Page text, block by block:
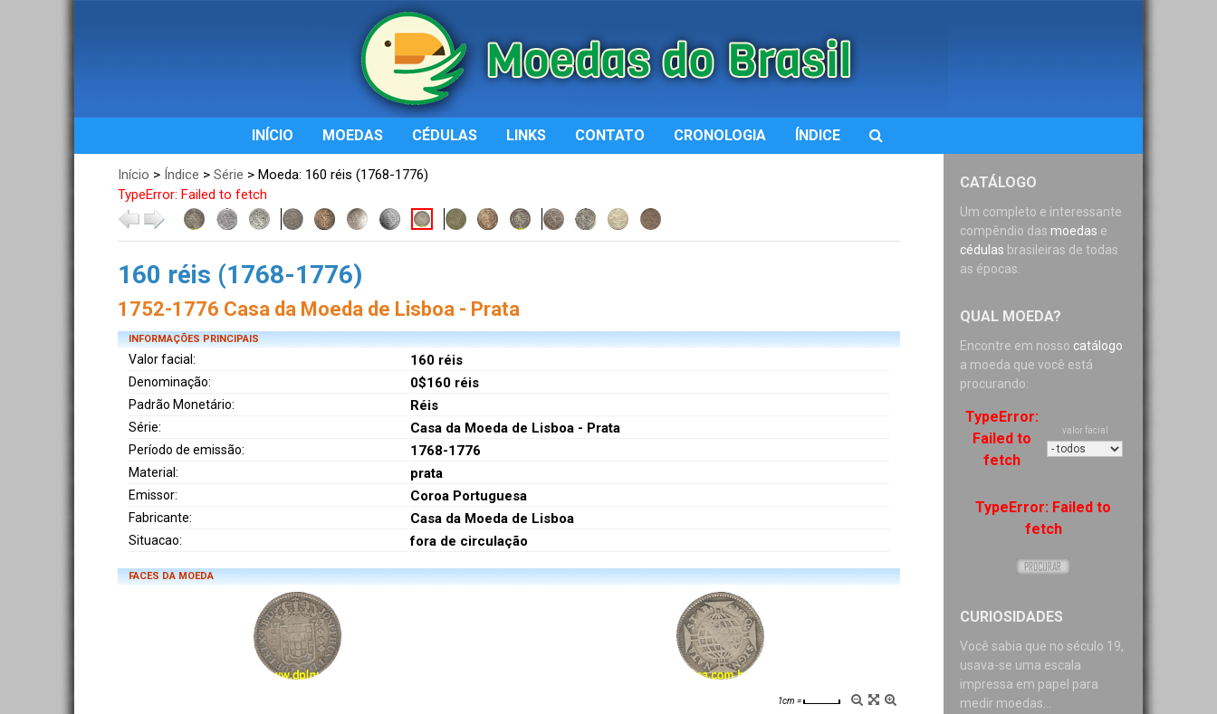
INÍCIO MOEDAS CÉDULAS LINKS CONTATO CRONOLOGIA ÍNDICE
CATÁLOGO
Um completo e interessante
compêndio das moedas e
cédulas brasileiras de todas
as épocas.
QUAL MOEDA?
Encontre em nosso catálogo
a moeda que você está
procurando:
TypeError:
Failed to
fetch
valor facial
TypeError: Failed to
fetch
CURIOSIDADES
Você sabia que no século 19,
usava-se uma escala
impressa em papel para
medir moedas...
Início > Índice > Série > Moeda: 160 réis (1768-1776)
TypeError: Failed to fetch
160 réis (1768-1776)
1752-1776 Casa da Moeda de Lisboa - Prata
INFORMAÇÕES PRINCIPAIS
Valor facial: 160 réis
Denominação: 0$160 réis
Padrão Monetário: Réis
Série: Casa da Moeda de Lisboa - Prata
Período de emissão: 1768-1776
Material: prata
Emissor: Coroa Portuguesa
Fabricante: Casa da Moeda de Lisboa
Situacao: fora de circulação
FACES DA MOEDA
1cm =